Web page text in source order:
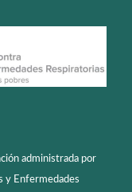
administrada por
y Enfermedades